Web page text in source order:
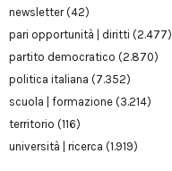
newsletter(42)
pari opportunità | diritti (2.477)
partito democratico (2.870)
politica italiana (7.352)
scuola | formazione (3.214)
territorio (116)
università | ricerca (1.919)